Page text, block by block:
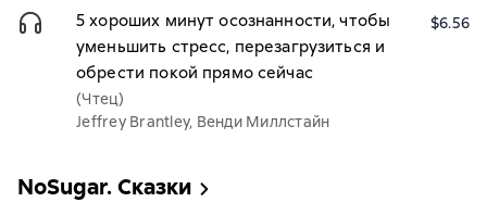
5 хороших минут осознанности, чтобы
уменьшить стресс, перезагрузиться и
обрести покой прямо сейчас
(Чтец)
Jeffrey Brantley, Венди Миллстайн
$6.56
NoSugar. Сказки